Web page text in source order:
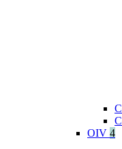
OIV 4